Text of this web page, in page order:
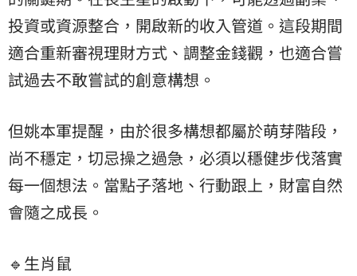
投資或資源整合，開啟新的收入管道。這段期間
適合重新審視理財方式、調整金錢觀，也適合嘗
試過去不敢嘗試的創意構想。
但姚本軍提醒，由於很多構想都屬於萌芽階段，
尚不穩定，切忌操之過急，必須以穩健步伐落實
每一個想法。當點子落地、行動跟上，財富自然
會隨之成長。
🔹生肖鼠